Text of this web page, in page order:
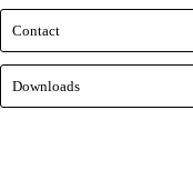
Contact
Downloads